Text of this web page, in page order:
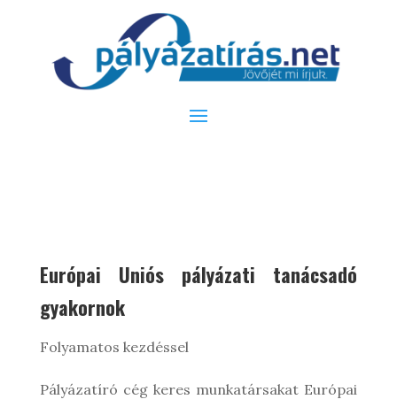
Európai Uniós pályázati tanácsadó
gyakornok
Folyamatos kezdéssel
Pályázatíró cég keres munkatársakat Európai